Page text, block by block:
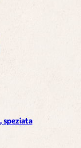
speziata